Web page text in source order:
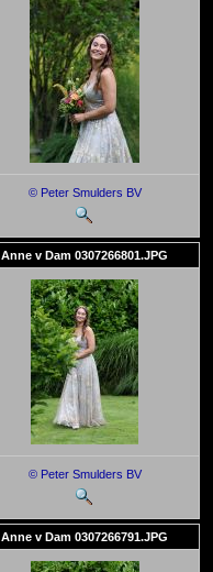
© Peter Smulders BV
Anne v Dam 0307266801.JPG
© Peter Smulders BV
Anne v Dam 0307266791.JPG